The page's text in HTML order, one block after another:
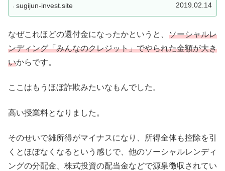
sugijun-invest.site 2019.02.14
なぜこれほどの還付金になったかというと、 ソーシャルレ
ンディング「みんなのクレジット」でやられた金額が大き
いからです。
ここはもうほぼ詐欺みたいなもんでした。
高い授業料となりました。
そのせいで雑所得がマイナスになり、所得全体も控除を引
くとほぼなくなるという感じで、他のソーシャルレンディ
ングの分配金、株式投資の配当金などで源泉徴収されてい